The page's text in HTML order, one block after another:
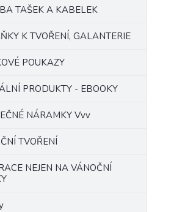
TAŠEK A KABELEK
K TVOŘENÍ, GALANTERIE
POUKAZY
PRODUKTY - EBOOKY
NÁRAMKY Vvv
TVOŘENÍ
NEJEN NA VÁNOČNÍ